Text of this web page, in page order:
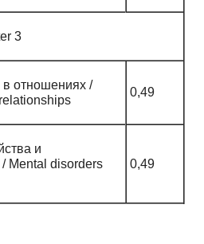
3
отношениях /
0,49
и
Mental disorders
0,49